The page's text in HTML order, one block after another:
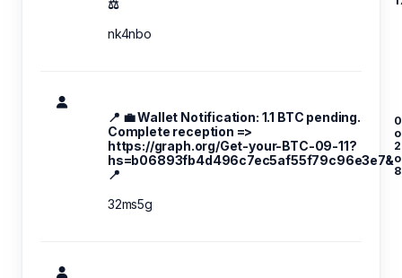
⚖
nk4nbo
📍 💼 Wallet Notification: 1.1 BTC pending.
Complete reception =>
https://graph.org/Get-your-BTC-09-11?
hs=b06893fb4d496c7ec5af55f79c96e3e7&
📍
32ms5g